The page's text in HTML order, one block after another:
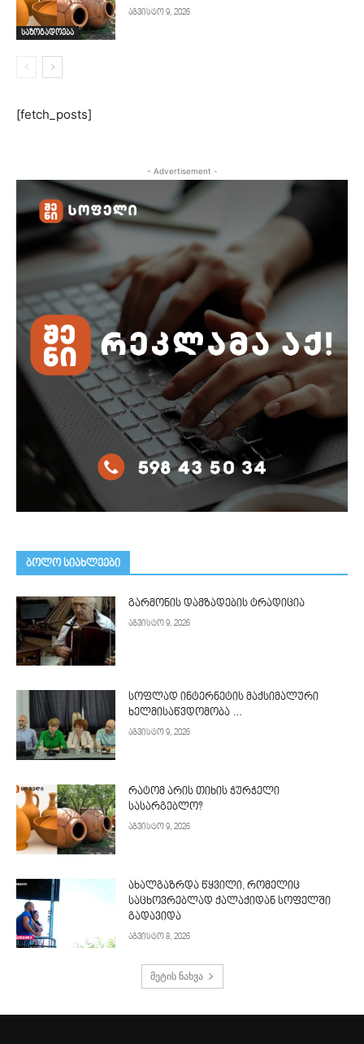
საზოგადოება
აგვისტო 9, 2026
[fetch_posts]
- Advertisement -
ᲑᲝᲚᲝ ᲡᲘᲐᲮᲚᲔᲔᲑᲘ
გარმონის დამზადების ტრადიცია
აგვისტო 9, 2026
სოფლად ინტერნეტის მაქსიმალური
ხელმისაწვდომობა …
აგვისტო 9, 2026
რატომ არის თიხის ჭურჭელი
სასარგებლო?
აგვისტო 9, 2026
ახალგაზრდა წყვილი, რომელიც
საცხოვრებლად ქალაქიდან სოფელში
გადავიდა
აგვისტო 8, 2026
მეტის ნახვა